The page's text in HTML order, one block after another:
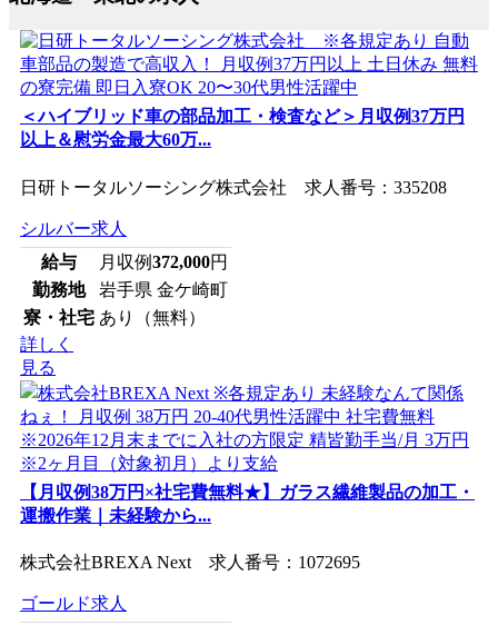
＜ハイブリッド車の部品加工・検査など＞月収例37万円
以上＆慰労金最大60万...
日研トータルソーシング株式会社 求人番号：335208
シルバー求人
給与
月収例372,000円
勤務地
岩手県 金ケ崎町
寮・社宅 あり（無料）
詳しく
見る
【月収例38万円×社宅費無料★】ガラス繊維製品の加工・
運搬作業｜未経験から...
株式会社BREXA Next 求人番号：1072695
ゴールド求人